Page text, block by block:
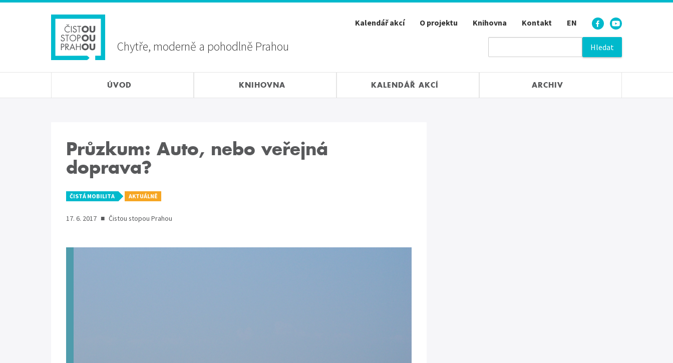
Chytře, moderně a pohodlně Prahou
menu
Kalendář akcí O projektu Knihovna Kontakt EN
ÚVOD KNIHOVNA KALENDÁŘ AKCÍ ARCHIV
Průzkum: Auto, nebo veřejná
doprava?
ČISTÁ MOBILITA AKTUÁLNĚ
17. 6. 2017 ■ Čistou stopou Prahou